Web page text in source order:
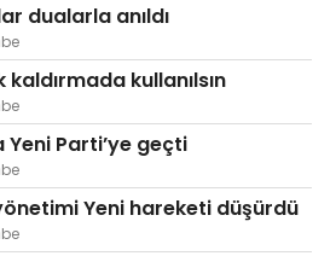
dualarla anıldı
kullanılsın
Parti’ye geçti
Yeni hareketi düşürdü